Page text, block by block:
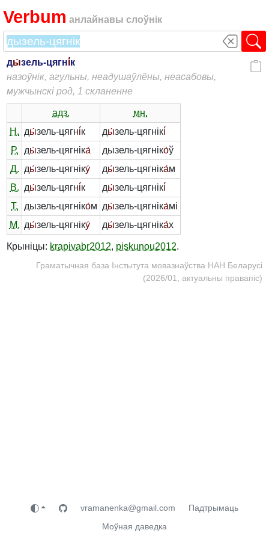
Verbum анлайнавы слоўнік
ды́зель-цягні́к
назоўнік, агульны, неадушаўлёны, неасабовы,
мужчынскі род, 1 скланенне
адз.
мн.
Н. ды́зель-цягні́к ды́зель-цягнікі́
Р.
ды́зель-цягніка́ дызель-цягніко́ў
Д. ды́зель-цягніку́ ды́зель-цягніка́м
В. ды́зель-цягні́к ды́зель-цягнікі́
Т.
дызель-цягніко́м ды́зель-цягніка́мі
М. ды́зель-цягніку́ ды́зель-цягніка́х
Крыніцы: krapivabr2012, piskunou2012.
Граматычная база Інстытута мовазнаўства НАН Беларусі
(2026/01, актуальны правапіс)
vramanenka@gmail.com
Падтрымаць
Моўная даведка